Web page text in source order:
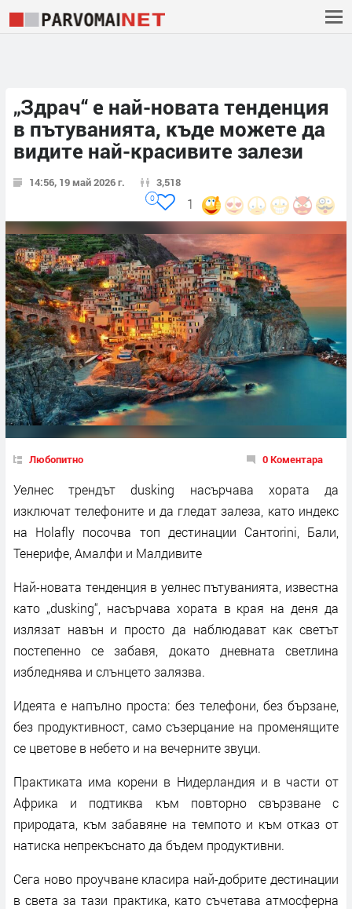
„Здрач“ е най-новата тенденция
в пътуванията, къде можете да
видите най-красивите залези
14:56, 19 май 2026 г. 3,518
1
0
Любопитно 0 Коментара
Уелнес трендът dusking насърчава хората да
изключат телефоните и да гледат залеза, като индекс
на Holafly посочва топ дестинации Сантorini, Бали,
Тенерифе, Амалфи и Малдивите
Най-новата тенденция в уелнес пътуванията, известна
като „dusking“, насърчава хората в края на деня да
излязат навън и просто да наблюдават как светът
постепенно се забавя, докато дневната светлина
избледнява и слънцето залязва.
Идеята е напълно проста: без телефони, без бързане,
без продуктивност, само съзерцание на променящите
се цветове в небето и на вечерните звуци.
Практиката има корени в Нидерландия и в части от
Африка и подтиква към повторно свързване с
природата, към забавяне на темпото и към отказ от
натиска непрекъснато да бъдем продуктивни.
Сега ново проучване класира най-добрите дестинации
в света за тази практика, като съчетава атмосферна